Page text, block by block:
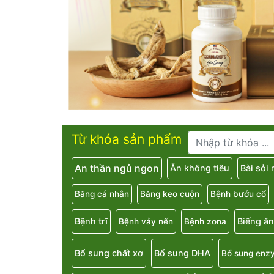
Từ khóa sản phẩm
An thần ngủ ngon Ăn không tiêu Bài sỏi
Băng cá nhân Băng keo cuộn Bệnh bướu cổ
Bệnh trĩ Bệnh vảy nến Bệnh zona Biếng
Bổ sung chất xơ Bổ sung DHA Bổ sung